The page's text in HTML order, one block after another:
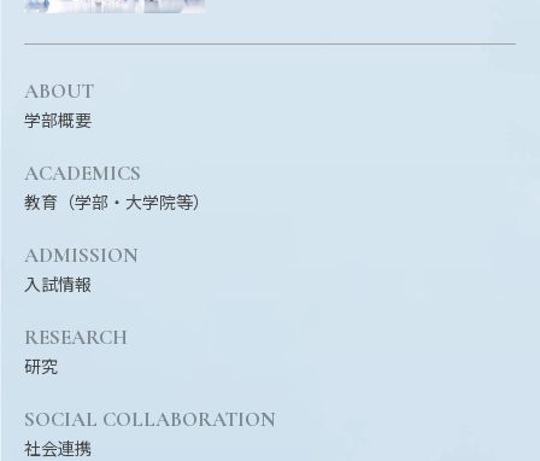
ABOUT
学部概要
ACADEMICS
教育（学部・大学院等）
ADMISSION
入試情報
RESEARCH
研究
SOCIAL COLLABORATION
社会連携